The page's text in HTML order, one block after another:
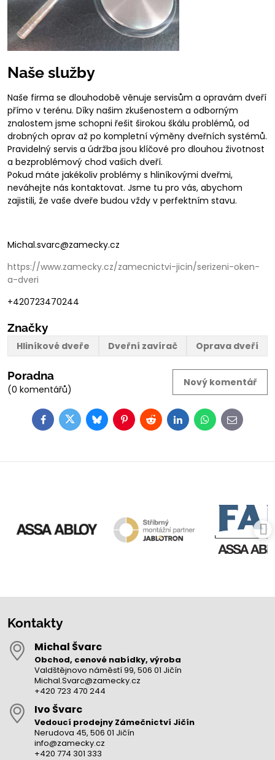
Naše služby
Naše firma se dlouhodobě věnuje servisům a opravám dveří
přímo v terénu. Díky našim zkušenostem a odborným
znalostem jsme schopni řešit širokou škálu problémů, od
drobných oprav až po kompletní výměny dveřních systémů.
Pravidelný servis a údržba jsou klíčové pro dlouhou životnost
a bezproblémový chod vašich dveří.
Pokud máte jakékoliv problémy s hliníkovými dveřmi,
neváhejte nás kontaktovat. Jsme tu pro vás, abychom
zajistili, že vaše dveře budou vždy v perfektním stavu.
Michal.svarc@zamecky.cz
https://www.zamecky.cz/zamecnictvi-jicin/serizeni-oken-
a-dveri
+420723470244
Značky
Hliníkové dveře Dveřní zavírač Oprava dveří
Poradna
(0 komentářů)
Nový komentář
FacebookTwitterBlueskyPinterestRedditLinkedInWhatsApp
E-
mail
Kontakty
Michal Švarc
Obchod, cenové nabídky, výroba
Valdštějnovo náměstí 99, 506 01 Jičín
Michal.Svarc@zamecky.cz
+420 723 470 244
Ivo Švarc
Vedoucí prodejny Zámečnictví Jičín
Nerudova 45, 506 01 Jičín
info@zamecky.cz
+420 774 301 333